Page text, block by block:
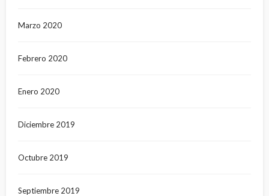
Marzo 2020
Febrero 2020
Enero 2020
Diciembre 2019
Octubre 2019
Septiembre 2019